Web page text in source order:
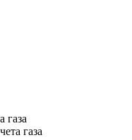
газа
газа